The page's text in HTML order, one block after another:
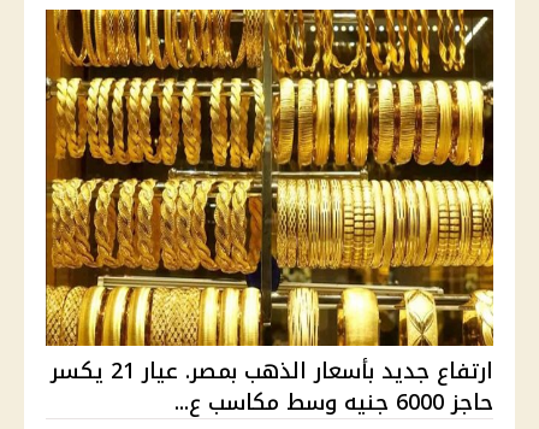
ارتفاع جديد بأسعار الذهب بمصر. عيار 21 يكسر
حاجز 6000 جنيه وسط مكاسب ع...